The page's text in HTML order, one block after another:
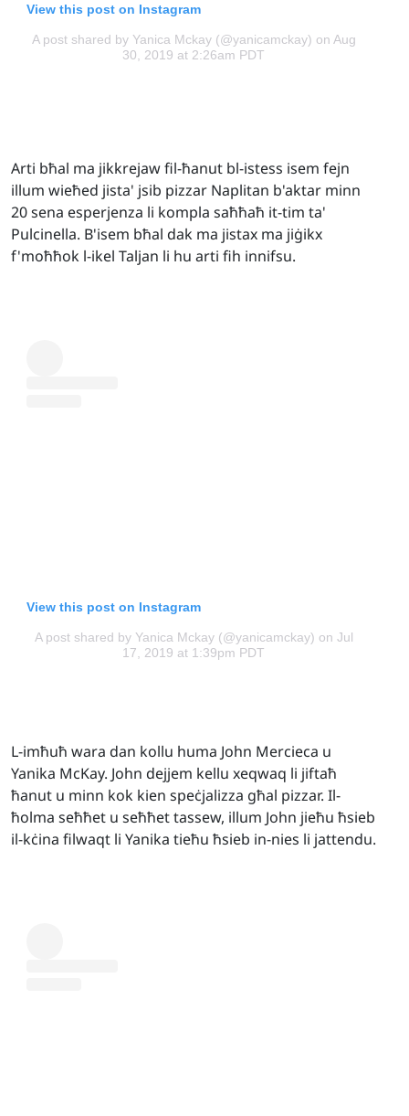
View this post on Instagram
A post shared by Yanica Mckay (@yanicamckay) on Aug
30, 2019 at 2:26am PDT
Arti bħal ma jikkrejaw fil-ħanut bl-istess isem fejn
illum wieħed jista' jsib pizzar Naplitan b'aktar minn
20 sena esperjenza li kompla saħħaħ it-tim ta'
Pulcinella. B'isem bħal dak ma jistax ma jiġikx
f'moħħok l-ikel Taljan li hu arti fih innifsu.
View this post on Instagram
A post shared by Yanica Mckay (@yanicamckay) on Jul
17, 2019 at 1:39pm PDT
L-imħuħ wara dan kollu huma John Mercieca u
Yanika McKay. John dejjem kellu xeqwaq li jiftaħ
ħanut u minn kok kien speċjalizza għal pizzar. Il-
ħolma seħħet u seħħet tassew, illum John jieħu ħsieb
il-kċina filwaqt li Yanika tieħu ħsieb in-nies li jattendu.